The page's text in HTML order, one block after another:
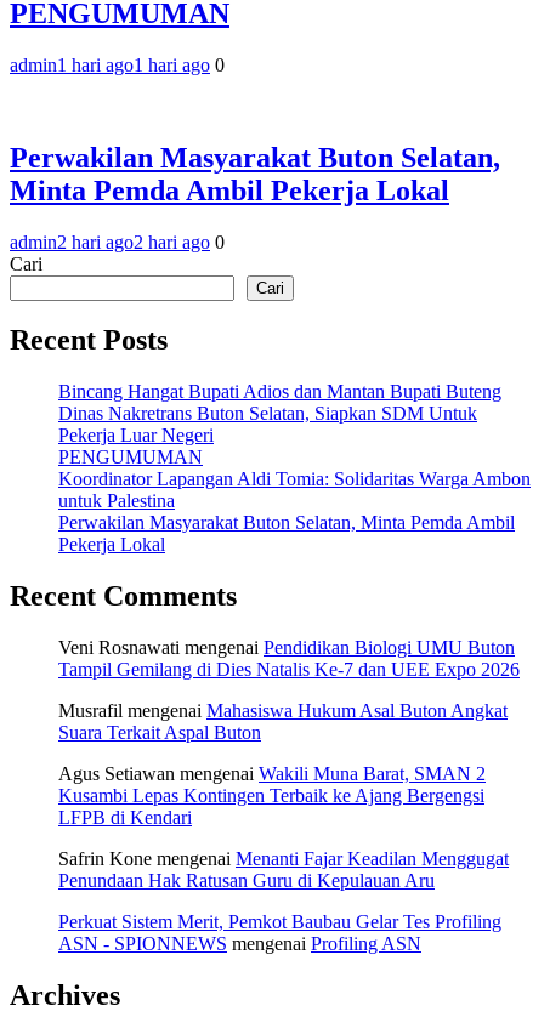
PENGUMUMAN
admin1 hari ago1 hari ago 0
Perwakilan Masyarakat Buton Selatan,
Minta Pemda Ambil Pekerja Lokal
admin2 hari ago2 hari ago 0
Cari
Cari
Recent Posts
Bincang Hangat Bupati Adios dan Mantan Bupati Buteng
Dinas Nakretrans Buton Selatan, Siapkan SDM Untuk
Pekerja Luar Negeri
PENGUMUMAN
Koordinator Lapangan Aldi Tomia: Solidaritas Warga Ambon
untuk Palestina
Perwakilan Masyarakat Buton Selatan, Minta Pemda Ambil
Pekerja Lokal
Recent Comments
Veni Rosnawati mengenai Pendidikan Biologi UMU Buton
Tampil Gemilang di Dies Natalis Ke-7 dan UEE Expo 2026
Musrafil mengenai Mahasiswa Hukum Asal Buton Angkat
Suara Terkait Aspal Buton
Agus Setiawan mengenai Wakili Muna Barat, SMAN 2
Kusambi Lepas Kontingen Terbaik ke Ajang Bergengsi
LFPB di Kendari
Safrin Kone mengenai Menanti Fajar Keadilan Menggugat
Penundaan Hak Ratusan Guru di Kepulauan Aru
Perkuat Sistem Merit, Pemkot Baubau Gelar Tes Profiling
ASN - SPIONNEWS mengenai Profiling ASN
Archives